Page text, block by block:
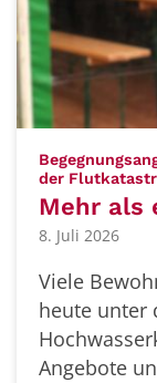
der
Mehr als
8. Juli 2026
Viele
heute unter
Angebote